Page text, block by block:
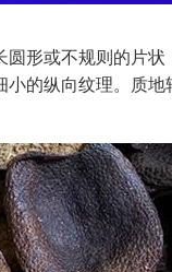
圆形或不规则的片
的纵向纹理。质